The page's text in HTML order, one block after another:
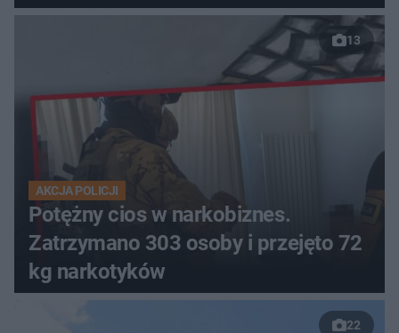
13
AKCJA POLICJI
Potężny cios w narkobiznes.
Zatrzymano 303 osoby i przejęto 72
kg narkotyków
22